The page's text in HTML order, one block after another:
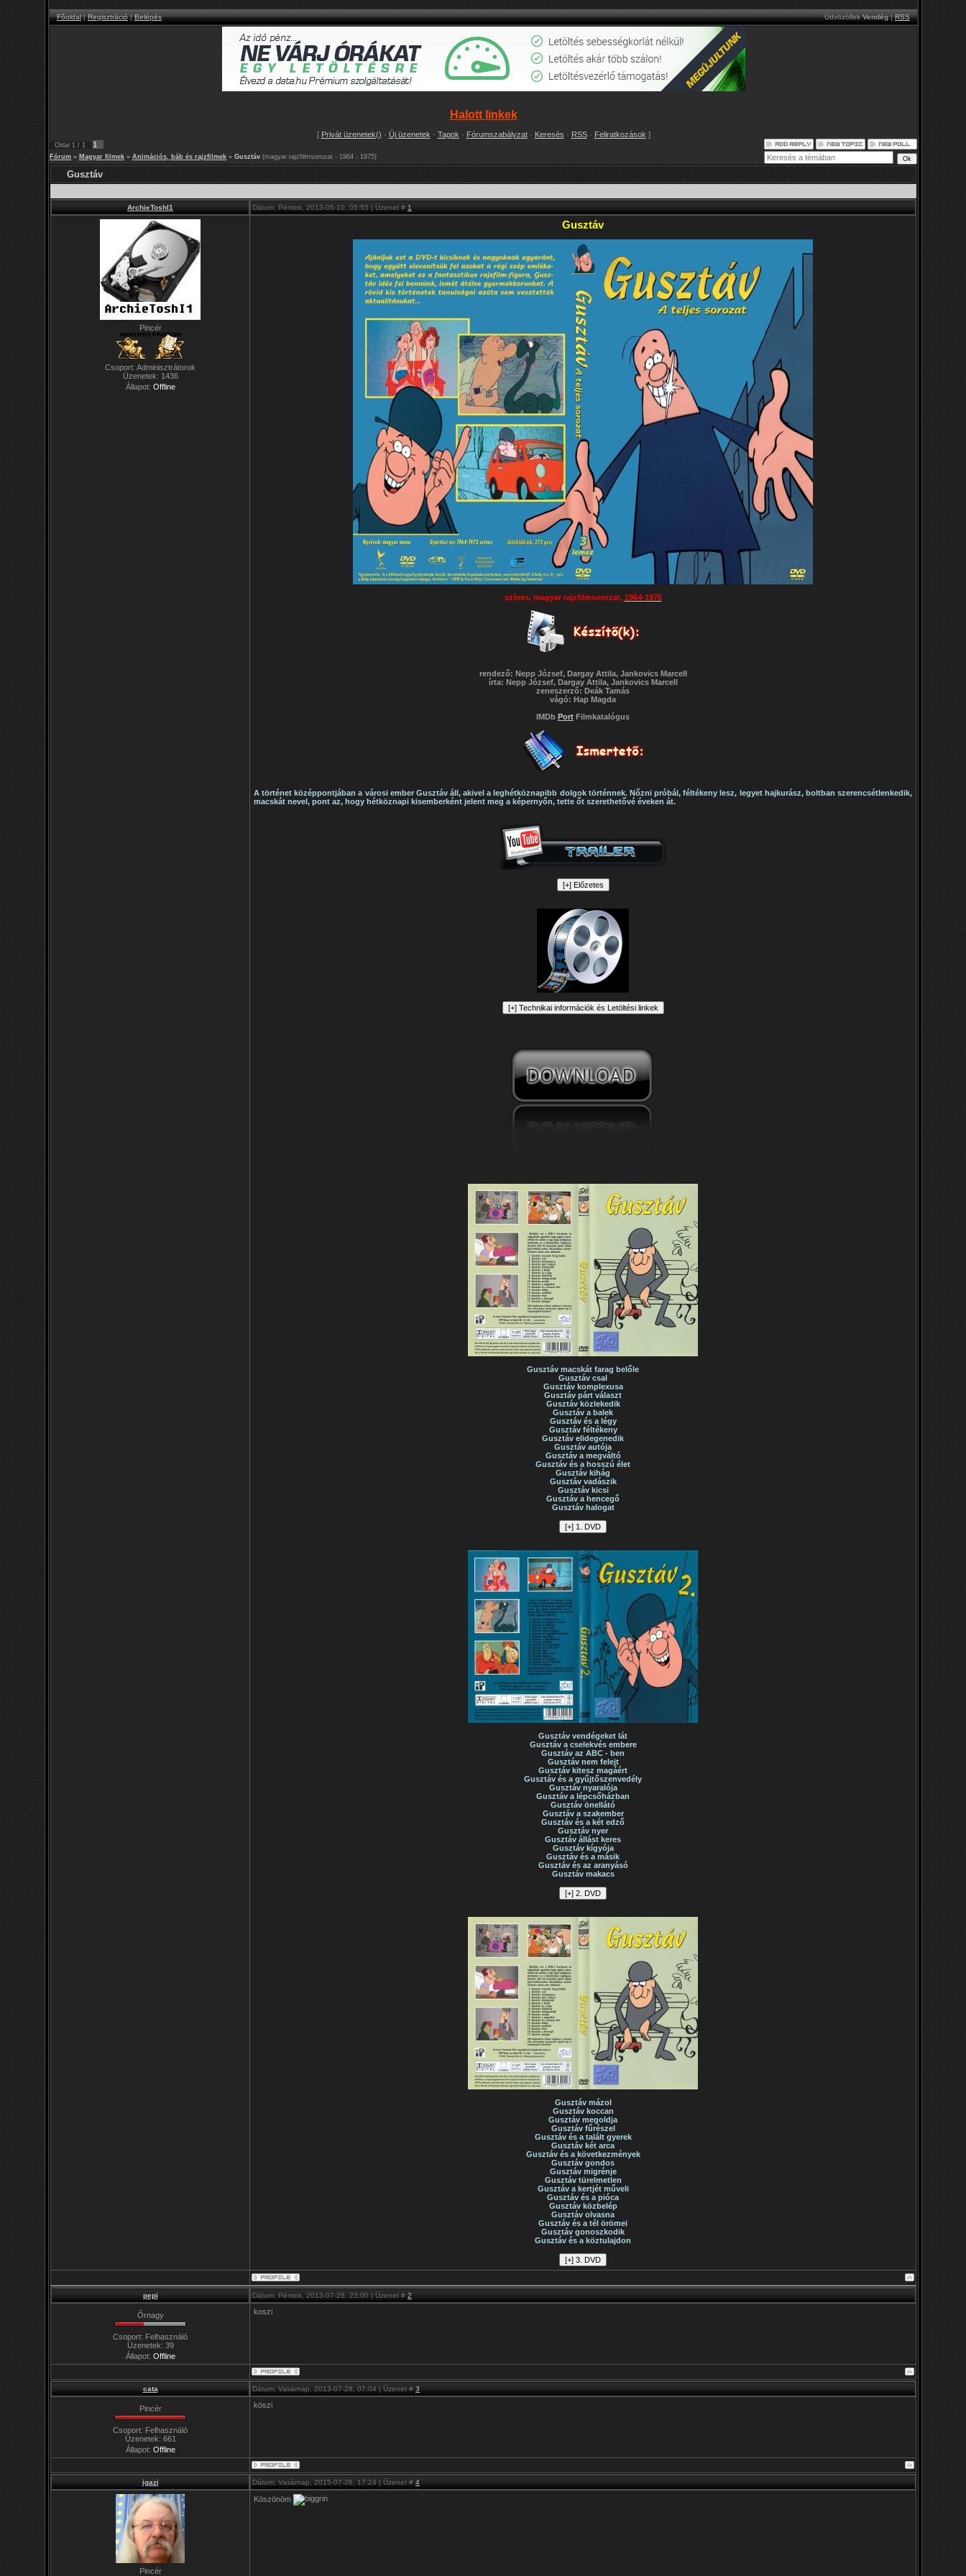
Főoldal|Regisztráció|Belépés Üdvözöllek Vendég|RSS
Halott linkek
[ Privát üzenetek() · Új üzenetek · Tagok · Fórumszabályzat· Keresés · RSS· Feliratkozások ]
Oldal 1 / 1 1
Fórum » Magyar filmek » Animációs, báb és rajzfilmek » Gusztáv (magyar rajzfilmsorozat - 1964 - 1975)
Gusztáv
ArchieToshI1 Dátum: Péntek, 2013-05-10, 05:55 | Üzenet # 1
Pincér
Csoport: Adminisztrátorok
Üzenetek: 1436
Állapot: Offline
Gusztáv
színes, magyar rajzfilmsorozat, 1964-1975
rendező: Nepp József, Dargay Attila, Jankovics Marcell
írta: Nepp József, Dargay Attila, Jankovics Marcell
zeneszerző: Deák Tamás
vágó: Hap Magda
IMDb Port Filmkatalógus
A történet középpontjában a városi ember Gusztáv áll, akivel a leghétköznapibb dolgok történnek. Nőzni próbál, féltékeny lesz, legyet hajkurász, boltban szerencsétlenkedik,
macskát nevel, pont az, hogy hétköznapi kisemberként jelent meg a képernyőn, tette őt szerethetővé éveken át.
Gusztáv macskát farag belőle
Gusztáv csal
Gusztáv komplexusa
Gusztáv párt választ
Gusztáv közlekedik
Gusztáv a balek
Gusztáv és a légy
Gusztáv féltékeny
Gusztáv elidegenedik
Gusztáv autója
Gusztáv a megváltó
Gusztáv és a hosszú élet
Gusztáv kihág
Gusztáv vadászik
Gusztáv kicsi
Gusztáv a hencegő
Gusztáv halogat
Gusztáv vendégeket lát
Gusztáv a cselekvés embere
Gusztáv az ABC - ben
Gusztáv nem felejt
Gusztáv kitesz magáért
Gusztáv és a gyűjtőszenvedély
Gusztáv nyaralója
Gusztáv a lépcsőházban
Gusztáv önellátó
Gusztáv a szakember
Gusztáv és a két edző
Gusztáv nyer
Gusztáv állást keres
Gusztáv kígyója
Gusztáv és a másik
Gusztáv és az aranyásó
Gusztáv makacs
Gusztáv mázol
Gusztáv koccan
Gusztáv megoldja
Gusztáv fűrészel
Gusztáv és a talált gyerek
Gusztáv két arca
Gusztáv és a következmények
Gusztáv gondos
Gusztáv migrénje
Gusztáv türelmetlen
Gusztáv a kertjét műveli
Gusztáv és a pióca
Gusztáv közbelép
Gusztáv olvasna
Gusztáv és a tél örömei
Gusztáv gonoszkodik
Gusztáv és a köztulajdon
pepi Dátum: Péntek, 2013-07-26, 23:00 | Üzenet # 2
Őrnagy
Csoport: Felhasználó
Üzenetek: 39
Állapot: Offline
koszi
cata Dátum: Vasárnap, 2013-07-28, 07:04 | Üzenet # 3
Pincér
Csoport: Felhasználó
Üzenetek: 661
Állapot: Offline
köszi
igazi Dátum: Vasárnap, 2015-07-26, 17:24 | Üzenet # 4
Pincér
Köszönöm